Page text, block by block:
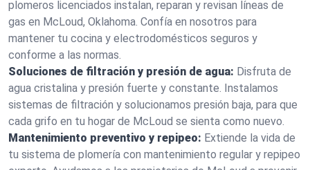
plomeros licenciados instalan, reparan y revisan líneas de
gas en McLoud, Oklahoma. Confía en nosotros para
mantener tu cocina y electrodomésticos seguros y
conforme a las normas.
Soluciones de filtración y presión de agua: Disfruta de
agua cristalina y presión fuerte y constante. Instalamos
sistemas de filtración y solucionamos presión baja, para que
cada grifo en tu hogar de McLoud se sienta como nuevo.
Mantenimiento preventivo y repipeo: Extiende la vida de
tu sistema de plomería con mantenimiento regular y repipeo